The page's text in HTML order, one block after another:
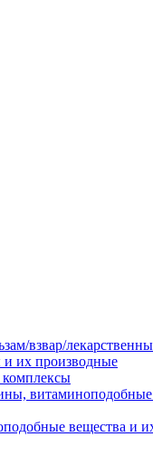
взвар/
их производные
витаминоподобные
вещества и